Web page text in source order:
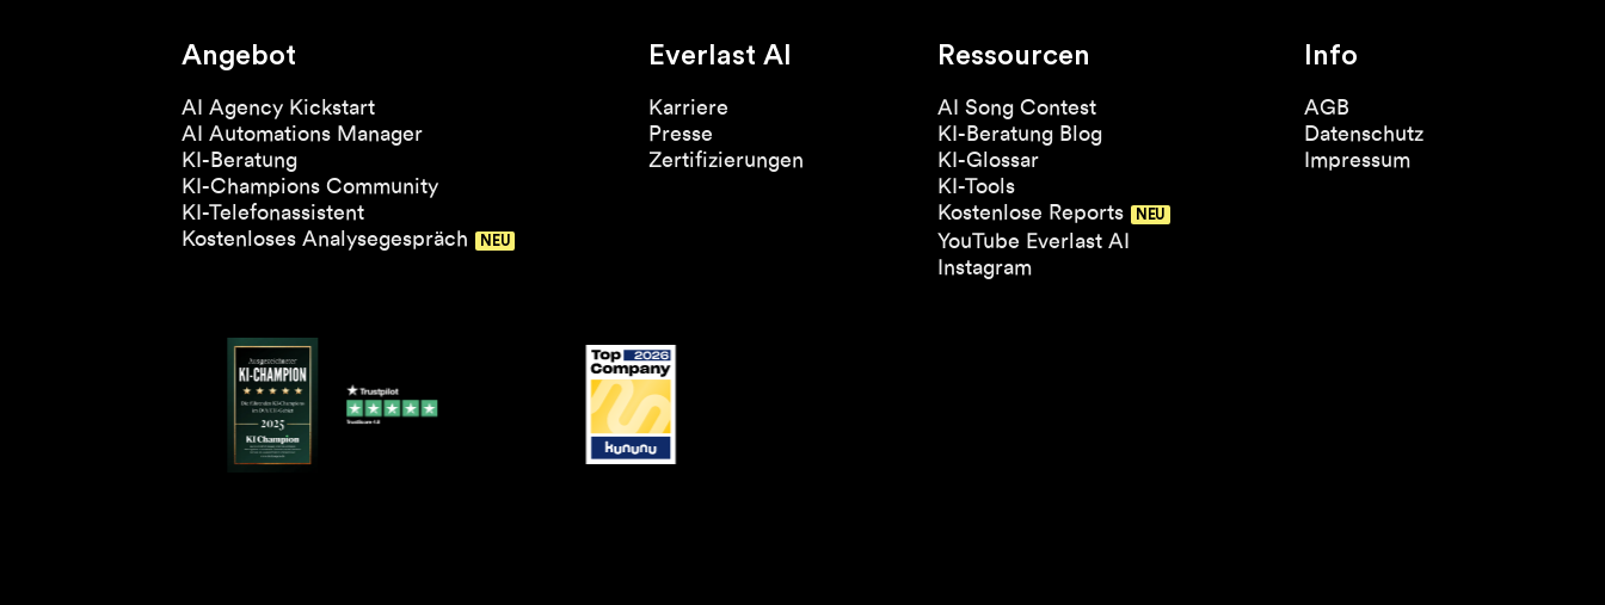
Angebot
AI Agency Kickstart
AI Automations Manager
KI-Beratung
KI-Champions Community
KI-Telefonassistent
Kostenloses Analysegespräch
Everlast AI
Karriere
Presse
Zertifizierungen
Ressourcen
AI Song Contest
KI-Beratung Blog
KI-Glossar
KI-Tools
Kostenlose Reports
YouTube Everlast AI
Instagram
Info
AGB
Datenschutz
Impressum